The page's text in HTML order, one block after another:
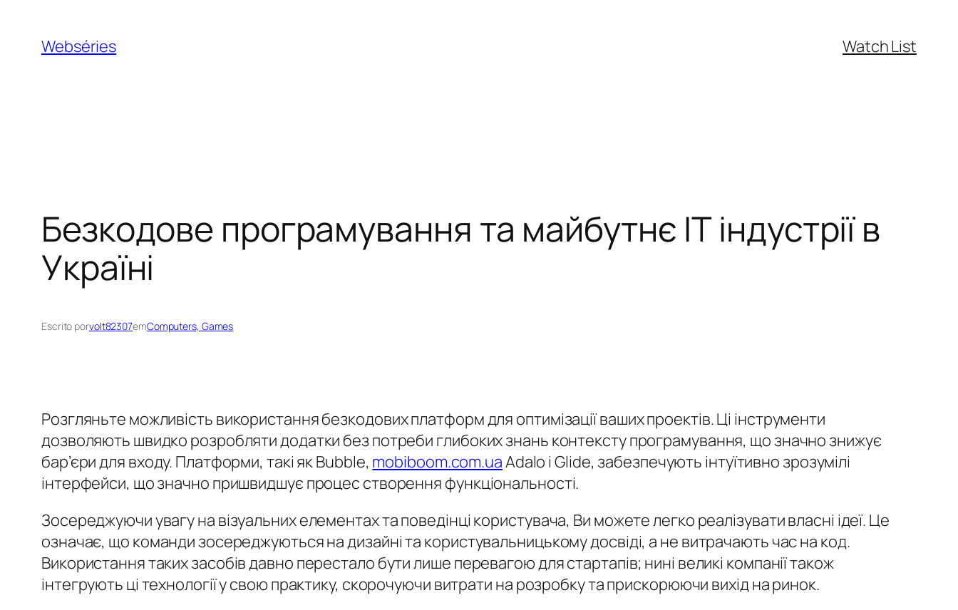
Webséries Watch List
Безкодове програмування та майбутнє ІТ індустрії в
Україні
Escrito porvolt82307emComputers, Games
Розгляньте можливість використання безкодових платформ для оптимізації ваших проектів. Ці інструменти
дозволяють швидко розробляти додатки без потреби глибоких знань контексту програмування, що значно знижує
бар’єри для входу. Платформи, такі як Bubble, mobiboom.com.uaAdalo і Glide, забезпечують інтуїтивно зрозумілі
інтерфейси, що значно пришвидшує процес створення функціональності.
Зосереджуючи увагу на візуальних елементах та поведінці користувача, Ви можете легко реалізувати власні ідеї. Це
означає, що команди зосереджуються на дизайні та користувальницькому досвіді, а не витрачають час на код.
Використання таких засобів давно перестало бути лише перевагою для стартапів; нині великі компанії також
інтегрують ці технології у свою практику, скорочуючи витрати на розробку та прискорюючи вихід на ринок.